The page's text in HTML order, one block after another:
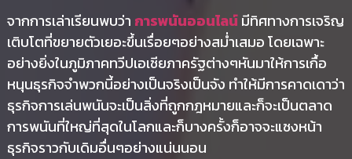
จากการเล่าเรียนพบว่า การพนันออนไลน์มีทิศทางการเจริญ
เติบโตที่ขยายตัวเยอะขึ้นเรื่อยๆอย่างสม่ำเสมอ โดยเฉพาะ
อย่างยิ่งในภูมิภาคทวีปเอเชียภาครัฐต่างๆหันมาให้การเกื้อ
หนุนธุรกิจจำพวกนี้อย่างเป็นจริงเป็นจัง ทำให้มีการคาดเดาว่า
ธุรกิจการเล่นพนันจะเป็นสิ่งที่ถูกกฎหมายและก็จะเป็นตลาด
การพนันที่ใหญ่ที่สุดในโลกและก็บางครั้งก็อาจจะแซงหน้า
ธุรกิจราวกับเดิมอื่นๆอย่างแน่นนอน